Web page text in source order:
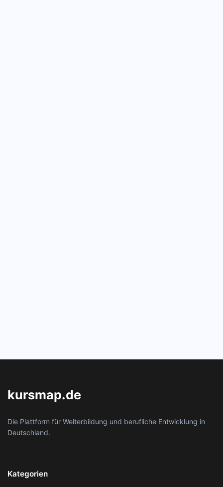
kursmap.de
Die Plattform für Weiterbildung und berufliche Entwicklung in
Deutschland.
Kategorien